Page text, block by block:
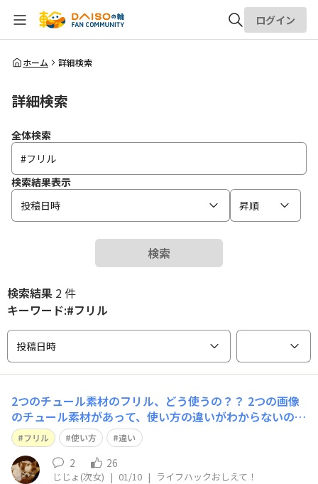
全体検索
ログイン
ホーム 詳細検索
詳細検索
全体検索
検索結果表示
投稿日時
昇順
検索
検索結果 2 件
キーワード:#フリル
投稿日時
2つのチュール素材のフリル、どう使うの？？ 2つの画像
のチュール素材があって、使い方の違いがわからないので
教えてほしいです🙏 おすすめのアレンジもあれば教えて
ください
フリル 使い方 違い
2 26
じじょ(次女) | 01/10 | ライフハックおしえて！